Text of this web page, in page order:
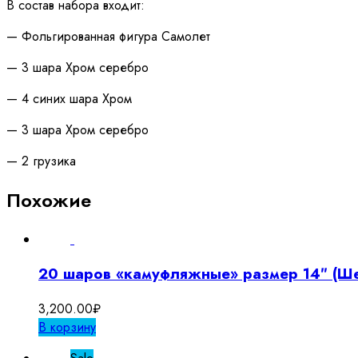
В состав набора входит:
— Фольгированная фигура Самолет
— 3 шара Хром серебро
— 4 синих шара Хром
— 3 шара Хром серебро
— 2 грузика
Похожие
20 шаров «камуфляжные» размер 14″
3,200.00₽
В корзину